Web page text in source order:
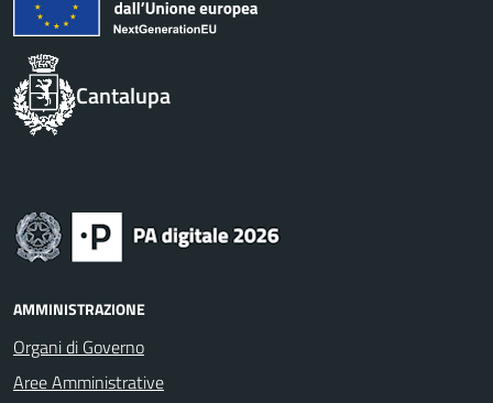
Cantalupa
AMMINISTRAZIONE
Organi di Governo
Aree Amministrative